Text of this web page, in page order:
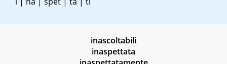
inascoltabili
inaspettata